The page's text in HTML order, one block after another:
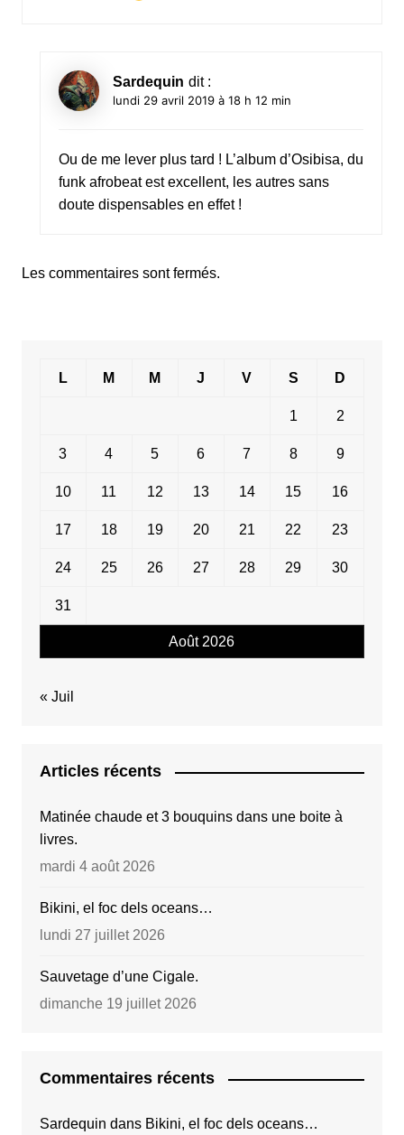
Sardequin dit :
lundi 29 avril 2019 à 18 h 12 min
Ou de me lever plus tard ! L’album d’Osibisa, du
funk afrobeat est excellent, les autres sans
doute dispensables en effet !
Les commentaires sont fermés.
Août 2026
L M M J V S D
1 2
3 4 5 6 7 8 9
10 11 12 13 14 15 16
17 18 19 20 21 22 23
24 25 26 27 28 29 30
31
« Juil
Articles récents
Matinée chaude et 3 bouquins dans une boite à
livres.
mardi 4 août 2026
Bikini, el foc dels oceans…
lundi 27 juillet 2026
Sauvetage d’une Cigale.
dimanche 19 juillet 2026
Commentaires récents
Sardequin dans Bikini, el foc dels oceans…